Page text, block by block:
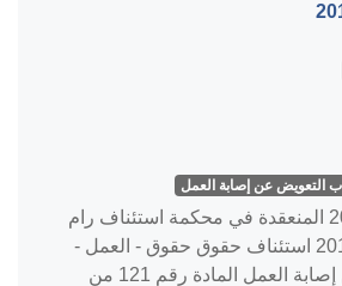
التعويض عن إصابة العمل
القضية رقم ‎74‏/‎2016‏ المنعقدة في محكمة استئناف رام
الله بتاريخ ‎2016-11-30‏ استئناف حقوق حقوق - العمل -
حساب التعويض عن إصابة العمل المادة رقم 121 من